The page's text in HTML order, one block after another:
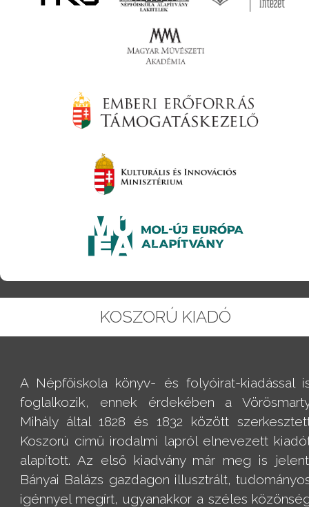
KOSZORÚ KIADÓ
A Népfőiskola könyv- és folyóirat-kiadással
foglalkozik, ennek érdekében a
Mihály által 1828 és 1832 között
Koszorú című irodalmi lapról elnevezett
alapított. Az első kiadvány már meg is
Bányai Balázs gazdagon illusztrált,
igénnyel megírt, ugyanakkor a széles